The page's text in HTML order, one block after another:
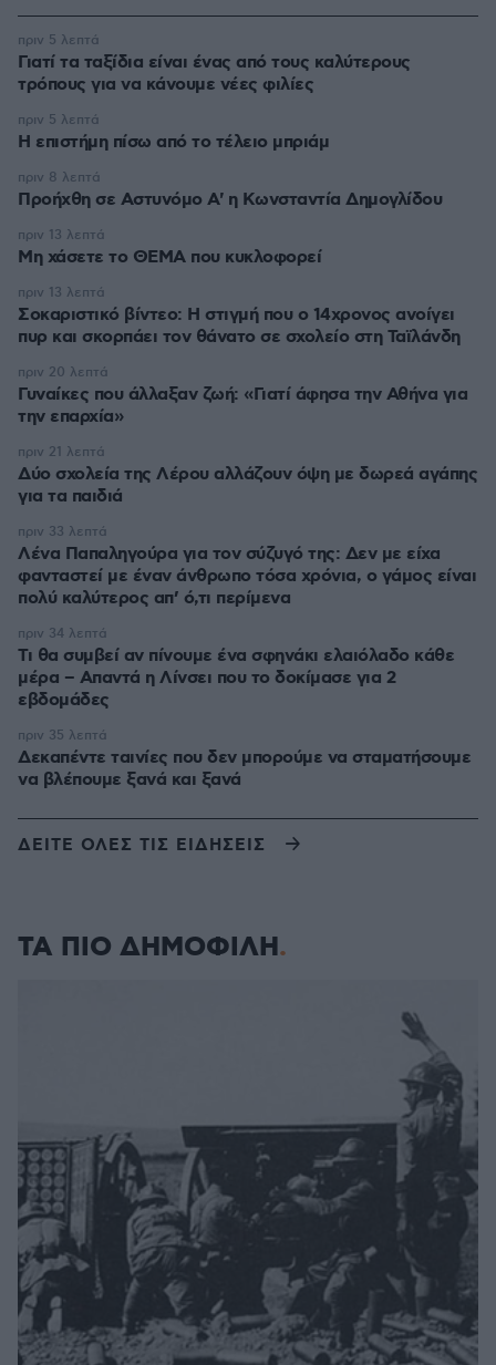
Γιατί τα ταξίδια είναι ένας από τους καλύτερους
τρόπους για να κάνουμε νέες φιλίες
πριν 5 λεπτά
Η επιστήμη πίσω από το τέλειο μπριάμ
πριν 5 λεπτά
Προήχθη σε Αστυνόμο Α' η Κωνσταντία Δημογλίδου
πριν 8 λεπτά
Μη χάσετε το ΘΕΜΑ που κυκλοφορεί
πριν 13 λεπτά
Σοκαριστικό βίντεο: Η στιγμή που ο 14χρονος ανοίγει
πυρ και σκορπάει τον θάνατο σε σχολείο στη Ταϊλάνδη
πριν 13 λεπτά
Γυναίκες που άλλαξαν ζωή: «Γιατί άφησα την Αθήνα για
την επαρχία»
πριν 20 λεπτά
Δύο σχολεία της Λέρου αλλάζουν όψη με δωρεά αγάπης
για τα παιδιά
πριν 21 λεπτά
Λένα Παπαληγούρα για τον σύζυγό της: Δεν με είχα
φανταστεί με έναν άνθρωπο τόσα χρόνια, ο γάμος είναι
πολύ καλύτερος απ’ ό,τι περίμενα
πριν 33 λεπτά
Τι θα συμβεί αν πίνουμε ένα σφηνάκι ελαιόλαδο κάθε
μέρα – Απαντά η Λίνσει που το δοκίμασε για 2
εβδομάδες
πριν 34 λεπτά
Δεκαπέντε ταινίες που δεν μπορούμε να σταματήσουμε
να βλέπουμε ξανά και ξανά
πριν 35 λεπτά
ΔΕΙΤΕ ΟΛΕΣ ΤΙΣ ΕΙΔΗΣΕΙΣ
ΤΑ ΠΙΟ ΔΗΜΟΦΙΛΗ